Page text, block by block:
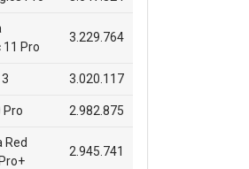
11 Pro
3.229.764
3.020.117
Pro 2.982.875
Red
2.945.741